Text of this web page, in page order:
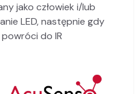
jako człowiek i/lub
LED, następnie gdy
do IR